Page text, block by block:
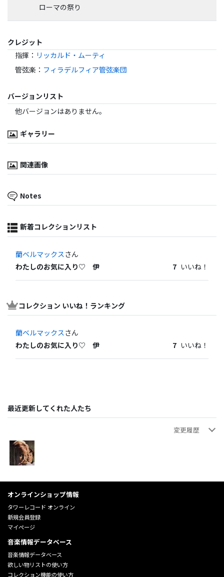
ローマの祭り
クレジット
指揮 ： リッカルド・ムーティ
管弦楽 ： フィラデルフィア管弦楽団
バージョンリスト
他バージョンはありません。
ギャラリー
関連画像
Notes
新着コレクションリスト
蘭ベルマックス さん
わたしのお気に入り♡ 伊
7 いいね！
コレクション いいね！ランキング
蘭ベルマックス さん
わたしのお気に入り♡ 伊
7 いいね！
最近更新してくれた人たち
変更履歴
オンラインショップ情報
タワーレコード オンライン
新規会員登録
マイページ
音楽情報データベース
音楽情報データベース
欲しい物リストの使い方
コレクション機能の使い方